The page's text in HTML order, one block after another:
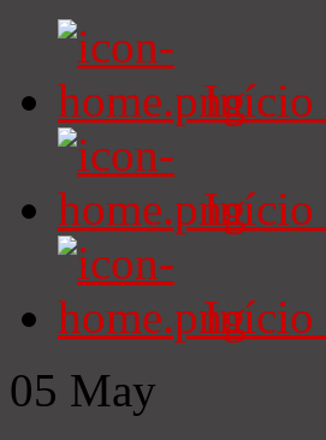
Início
Início
Início
05 May